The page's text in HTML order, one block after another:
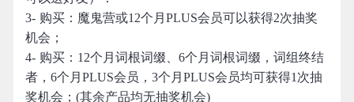
3- 购买：魔鬼营或12个月PLUS会员可以获得2次抽奖
机会；
4- 购买：12个月词根词缀、6个月词根词缀，词组终结
者，6个月PLUS会员，3个月PLUS会员均可获得1次抽
奖机会；(其余产品均无抽奖机会)